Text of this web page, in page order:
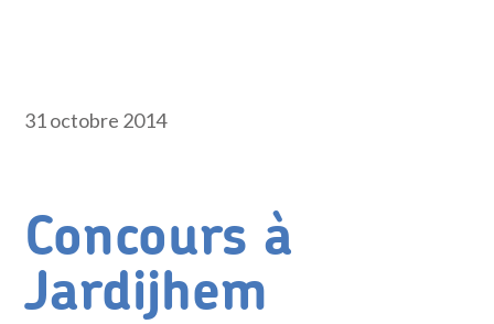
31 octobre 2014
Concours à
Jardijhem